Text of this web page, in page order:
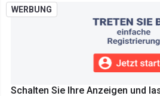
WERBUNG
Schalten Sie Ihre Anzeigen und